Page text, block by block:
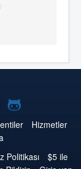
/
GitHub'da
Joomla
Hizmetler
Politikası
$5 ile